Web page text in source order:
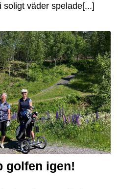
soligt väder spelade[...]
golfen igen!